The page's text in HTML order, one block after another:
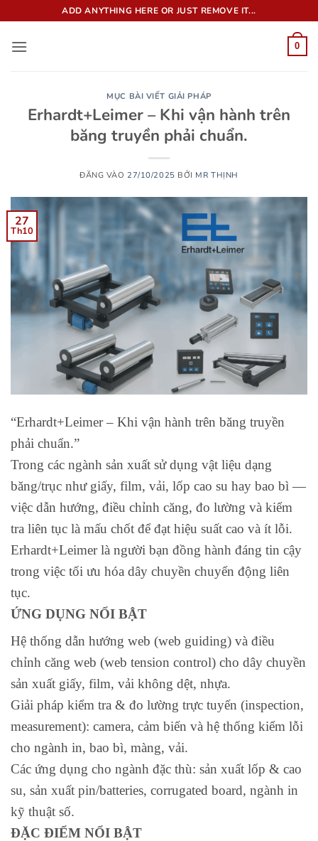
qua
nội
ADD ANYTHING HERE OR JUST REMOVE IT...
0
MỤC BÀI VIẾT GIẢI PHÁP
Erhardt+Leimer – Khi vận hành trên
băng truyền phải chuẩn.
ĐĂNG VÀO 27/10/2025 BỞI MR THỊNH
27
Th10
“Erhardt+Leimer – Khi vận hành trên băng truyền
phải chuẩn.”
Trong các ngành sản xuất sử dụng vật liệu dạng
băng/trục như giấy, film, vải, lốp cao su hay bao bì —
việc dẫn hướng, điều chỉnh căng, đo lường và kiểm
tra liên tục là mấu chốt để đạt hiệu suất cao và ít lỗi.
Erhardt+Leimer là người bạn đồng hành đáng tin cậy
trong việc tối ưu hóa dây chuyền chuyển động liên
tục.
ỨNG DỤNG NỔI BẬT
Hệ thống dẫn hướng web (web guiding) và điều
chỉnh căng web (web tension control) cho dây chuyền
sản xuất giấy, film, vải không dệt, nhựa.
Giải pháp kiểm tra & đo lường trực tuyến (inspection,
measurement): camera, cảm biến và hệ thống kiểm lỗi
cho ngành in, bao bì, màng, vải.
Các ứng dụng cho ngành đặc thù: sản xuất lốp & cao
su, sản xuất pin/batteries, corrugated board, ngành in
kỹ thuật số.
ĐẶC ĐIỂM NỔI BẬT